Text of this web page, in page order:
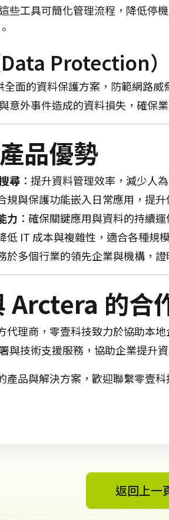
這些工具可簡化管理流程，降低停
Protection）
面的資料保護方案，防範網路威
意外事件造成的資料損失，確保
品優勢
尋 ：​ 提升資料管理效率，減少人為
規與保護功能嵌入日常應用，提升
力 ：​ 確保關鍵應用與資料的持續運
低 IT 成本與複雜性，適合各種規
於多個行業的領先企業與機構，
Arctera 的合
代理商，零壹科技致力於協助本
與技術支援服務，協助企業提升
產品與解決方案，歡迎聯繫零壹
返回上一